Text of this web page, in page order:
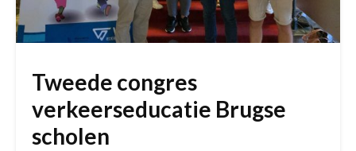
Tweede congres
verkeerseducatie Brugse
scholen